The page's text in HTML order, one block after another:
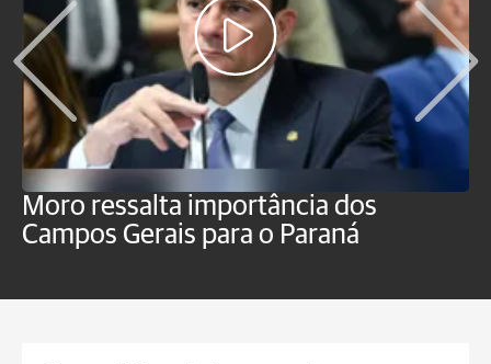
Moro ressalta importância dos
Campos Gerais para o Paraná